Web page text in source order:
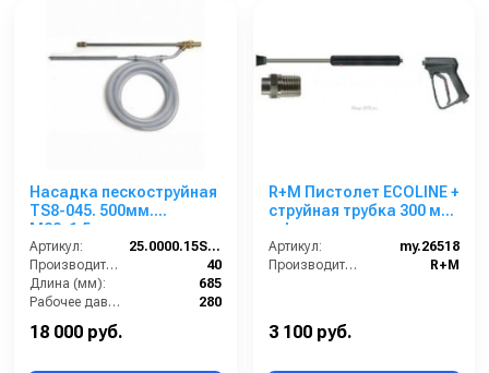
Насадка пескоструйная
TS8-045. 500мм.
М22х1,5ш.
Артикул:
25.0000.15SBC
Производительность (л/мин):
40
Длина (мм):
685
Рабочее давление (бар):
280
18 000 руб.
R+M Пистолет ECOLINE +
струйная трубка 300 мм
+ форсунка
Артикул:
my.26518
Производитель:
R+M
3 100 руб.